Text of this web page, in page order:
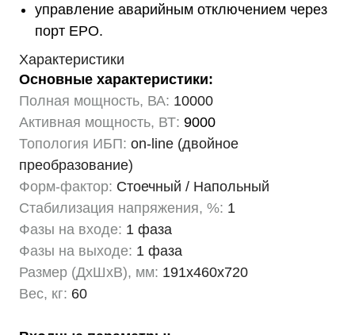
управление аварийным отключением через
порт EPO.
Характеристики
Основные характеристики:
Полная мощность, ВА: 10000
Активная мощность, ВТ: 9000
Топология ИБП: on-line (двойное
преобразование)
Форм-фактор: Стоечный / Напольный
Стабилизация напряжения, %: 1
Фазы на входе: 1 фаза
Фазы на выходе: 1 фаза
Размер (ДхШхВ), мм: 191х460х720
Вес, кг: 60